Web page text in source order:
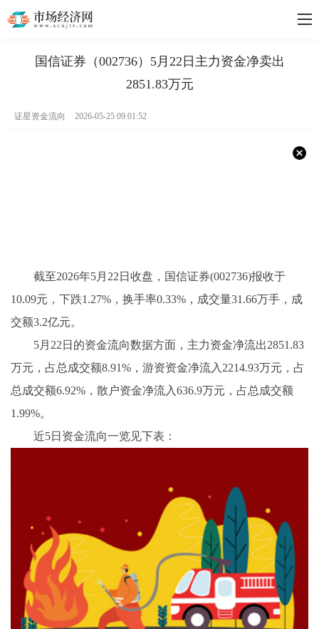
国信证券（002736）5月22日主力资金净卖出
2851.83万元
证星资金流向 2026-05-25 09:01:52
截至2026年5月22日收盘，国信证券(002736)报收于
10.09元，下跌1.27%，换手率0.33%，成交量31.66万手，成
交额3.2亿元。
5月22日的资金流向数据方面，主力资金净流出2851.83
万元，占总成交额8.91%，游资资金净流入2214.93万元，占
总成交额6.92%，散户资金净流入636.9万元，占总成交额
1.99%。
近5日资金流向一览见下表：